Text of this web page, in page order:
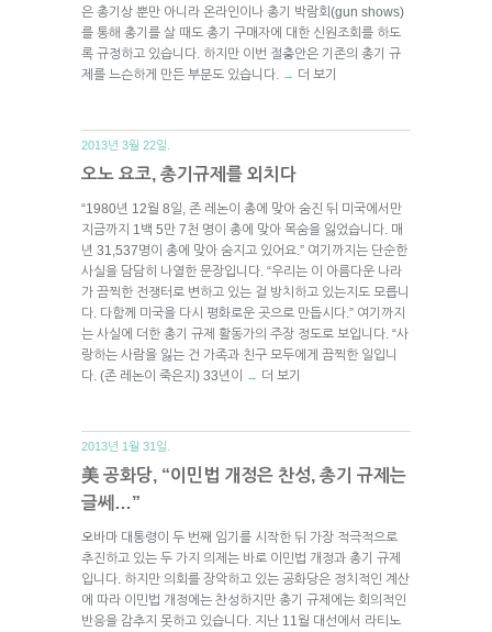
은 총기상 뿐만 아니라 온라인이나 총기 박람회(gun shows)
를 통해 총기를 살 때도 총기 구매자에 대한 신원조회를 하도
록 규정하고 있습니다. 하지만 이번 절충안은 기존의 총기 규
제를 느슨하게 만든 부분도 있습니다.
→ 더 보기
2013년 3월 22일.
오노 요코, 총기규제를 외치다
“1980년 12월 8일, 존 레논이 총에 맞아 숨진 뒤 미국에서만
지금까지 1백 5만 7천 명이 총에 맞아 목숨을 잃었습니다. 매
년 31,537명이 총에 맞아 숨지고 있어요.” 여기까지는 단순한
사실을 담담히 나열한 문장입니다. “우리는 이 아름다운 나라
가 끔찍한 전쟁터로 변하고 있는 걸 방치하고 있는지도 모릅니
다. 다함께 미국을 다시 평화로운 곳으로 만듭시다.” 여기까지
는 사실에 더한 총기 규제 활동가의 주장 정도로 보입니다. “사
랑하는 사람을 잃는 건 가족과 친구 모두에게 끔찍한 일입니
다. (존 레논이 죽은지) 33년이
→ 더 보기
2013년 1월 31일.
美 공화당, “이민법 개정은 찬성, 총기 규제는
글쎄…”
오바마 대통령이 두 번째 임기를 시작한 뒤 가장 적극적으로
추진하고 있는 두 가지 의제는 바로 이민법 개정과 총기 규제
입니다. 하지만 의회를 장악하고 있는 공화당은 정치적인 계산
에 따라 이민법 개정에는 찬성하지만 총기 규제에는 회의적인
반응을 감추지 못하고 있습니다. 지난 11월 대선에서 라티노